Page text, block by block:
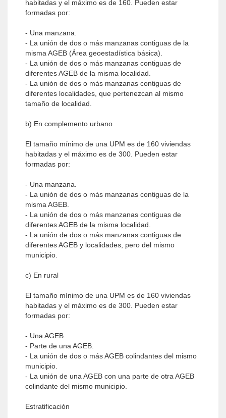
habitadas y el máximo es de 160. Pueden estar
formadas por:
- Una manzana.
- La unión de dos o más manzanas contiguas de la
misma AGEB (Área geoestadística básica).
- La unión de dos o más manzanas contiguas de
diferentes AGEB de la misma localidad.
- La unión de dos o más manzanas contiguas de
diferentes localidades, que pertenezcan al mismo
tamaño de localidad.
b) En complemento urbano
El tamaño mínimo de una UPM es de 160 viviendas
habitadas y el máximo es de 300. Pueden estar
formadas por:
- Una manzana.
- La unión de dos o más manzanas contiguas de la
misma AGEB.
- La unión de dos o más manzanas contiguas de
diferentes AGEB de la misma localidad.
- La unión de dos o más manzanas contiguas de
diferentes AGEB y localidades, pero del mismo
municipio.
c) En rural
El tamaño mínimo de una UPM es de 160 viviendas
habitadas y el máximo es de 300. Pueden estar
formadas por:
- Una AGEB.
- Parte de una AGEB.
- La unión de dos o más AGEB colindantes del mismo
municipio.
- La unión de una AGEB con una parte de otra AGEB
colindante del mismo municipio.
Estratificación